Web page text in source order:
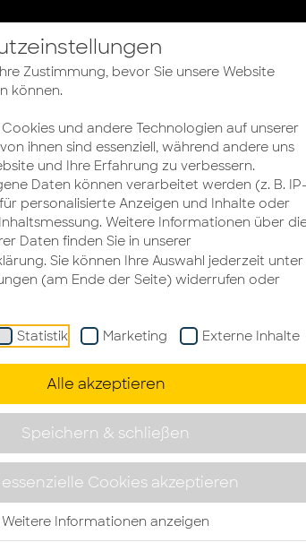
Zustimmung, bevor Sie unsere Website
können.
und andere Technologien auf unserer
ihnen sind essenziell, während andere uns
und Ihre Erfahrung zu verbessern.
Daten können verarbeitet werden (z. B.
für personalisierte Anzeigen und Inhalte oder
Weitere Informationen über
Daten finden Sie in unserer
. Sie können Ihre Auswahl jederzeit unter
(am Ende der Seite) widerrufen oder
Statistik Marketing Externe Inhalte
Alle akzeptieren
Speichern & schließen
essenzielle Cookies akzeptieren
Weitere Informationen anzeigen
Büroplanung